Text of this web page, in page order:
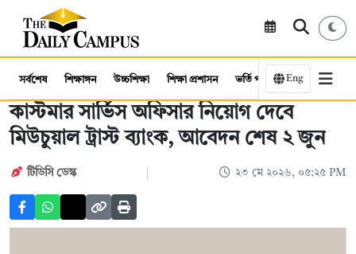
সর্বশেষ শিক্ষাঙ্গন উচ্চশিক্ষা শিক্ষা প্রশাসন ভর্তি পরীক্ষা কর্মসংস্থান
Eng
কাস্টমার সার্ভিস অফিসার নিয়োগ দেবে
মিউচুয়াল ট্রাস্ট ব্যাংক, আবেদন শেষ ২ জুন
টিডিসি ডেস্ক ২৩ মে ২০২৬, ০৫:২৫ PM